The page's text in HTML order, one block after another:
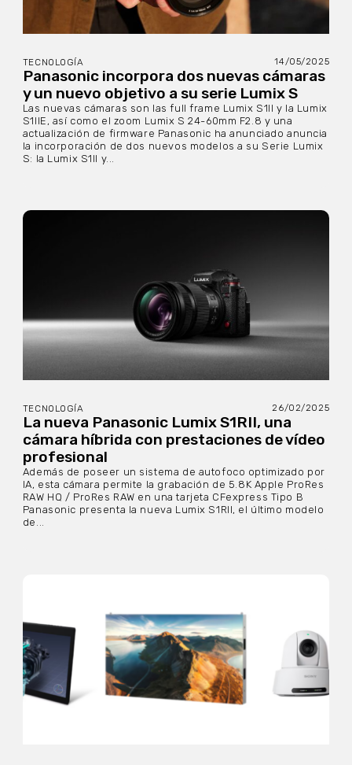
TECNOLOGÍA 14/05/2025
Panasonic incorpora dos nuevas cámaras
y un nuevo objetivo a su serie Lumix S
Las nuevas cámaras son las full frame Lumix S1II y la Lumix
S1IIE, así como el zoom Lumix S 24-60mm F2.8 y una
actualización de firmware Panasonic ha anunciado anuncia
la incorporación de dos nuevos modelos a su Serie Lumix
S: la Lumix S1II y...
TECNOLOGÍA 26/02/2025
La nueva Panasonic Lumix S1RII, una
cámara híbrida con prestaciones de vídeo
profesional
Además de poseer un sistema de autofoco optimizado por
IA, esta cámara permite la grabación de 5.8K Apple ProRes
RAW HQ / ProRes RAW en una tarjeta CFexpress Tipo B
Panasonic presenta la nueva Lumix S1RII, el último modelo
de...